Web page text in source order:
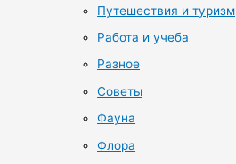
Путешествия и туризм
Работа и учеба
Разное
Советы
Фауна
Флора